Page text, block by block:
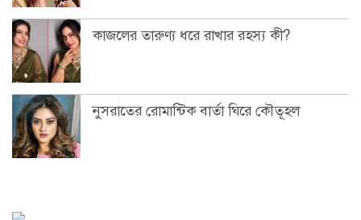
কাজলের তারুণ্য ধরে রাখার রহস্য কী?
নুসরাতের রোমান্টিক বার্তা ঘিরে কৌতূহল